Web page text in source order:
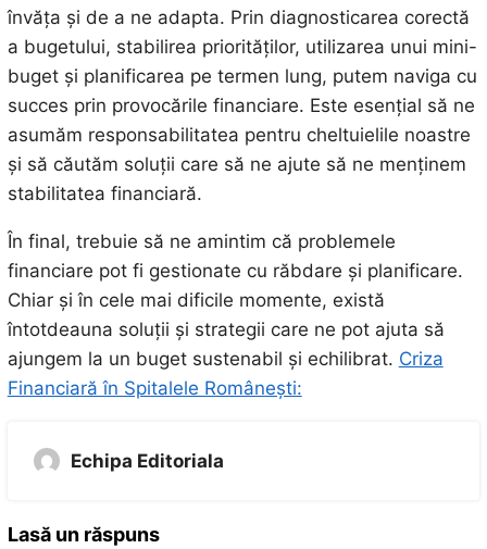
învăța și de a ne adapta. Prin diagnosticarea corectă
a bugetului, stabilirea priorităților, utilizarea unui mini-
buget și planificarea pe termen lung, putem naviga cu
succes prin provocările financiare. Este esențial să ne
asumăm responsabilitatea pentru cheltuielile noastre
și să căutăm soluții care să ne ajute să ne menținem
stabilitatea financiară.
În final, trebuie să ne amintim că problemele
financiare pot fi gestionate cu răbdare și planificare.
Chiar și în cele mai dificile momente, există
întotdeauna soluții și strategii care ne pot ajuta să
ajungem la un buget sustenabil și echilibrat. Criza
Financiară în Spitalele Românești:
Echipa Editoriala
Lasă un răspuns